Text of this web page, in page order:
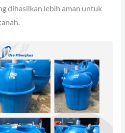
dihasilkan lebih aman untuk